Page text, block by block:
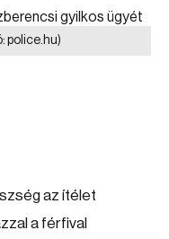
police.hu)
az ítélet
a férfival